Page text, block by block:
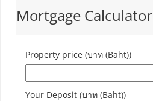
Mortgage Calculator
Property price (บาท (Baht))
Your Deposit (บาท (Baht))